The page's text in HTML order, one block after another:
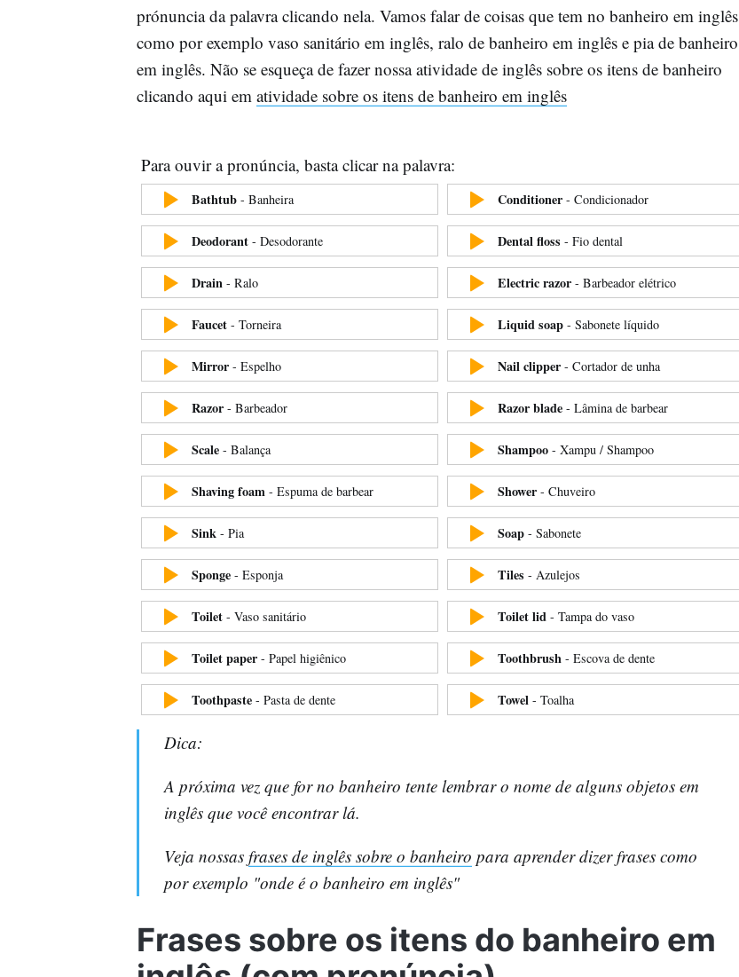
prónuncia da palavra clicando nela. Vamos falar de coisas que tem no banheiro em inglês
como por exemplo vaso sanitário em inglês, ralo de banheiro em inglês e pia de banheiro
em inglês. Não se esqueça de fazer nossa atividade de inglês sobre os itens de banheiro
clicando aqui em atividade sobre os itens de banheiro em inglês
Para ouvir a pronúncia, basta clicar na palavra:
Bathtub- Banheira Conditioner- Condicionador
Deodorant- Desodorante Dental floss - Fio dental
Drain- Ralo Electric razor- Barbeador elétrico
Faucet- Torneira Liquid soap- Sabonete líquido
Mirror- Espelho Nail clipper- Cortador de unha
Razor- Barbeador Razor blade- Lâmina de barbear
Scale- Balança Shampoo- Xampu / Shampoo
Shaving foam- Espuma de barbear Shower- Chuveiro
Sink- Pia Soap- Sabonete
Sponge- Esponja Tiles - Azulejos
Toilet- Vaso sanitário Toilet lid- Tampa do vaso
Toilet paper- Papel higiênico Toothbrush- Escova de dente
Toothpaste- Pasta de dente Towel- Toalha
Dica:
A próxima vez que for no banheiro tente lembrar o nome de alguns objetos em
inglês que você encontrar lá.
Veja nossasfrases de inglês sobre o banheiro para aprender dizer frases como
por exemplo "onde é o banheiro em inglês"
Frases sobre os itens do banheiro em